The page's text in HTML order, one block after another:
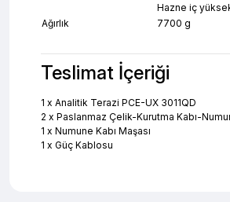
Hazne iç
Ağırlık
7700 g
Teslimat İçeriği
1 x Analitik Terazi PCE-UX 3011QD
2 x Paslanmaz Çelik-Kurutma Kabı-
1 x Numune Kabı Maşası
1 x Güç Kablosu